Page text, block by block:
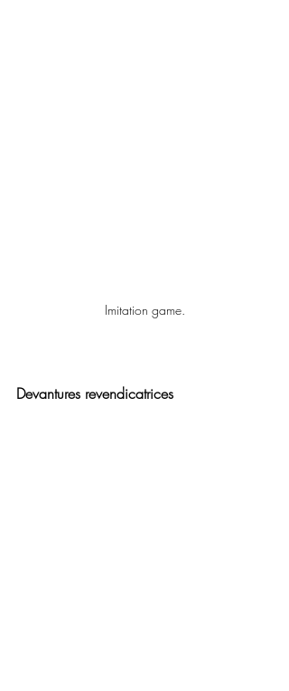
Imitation game.
Devantures revendicatrices